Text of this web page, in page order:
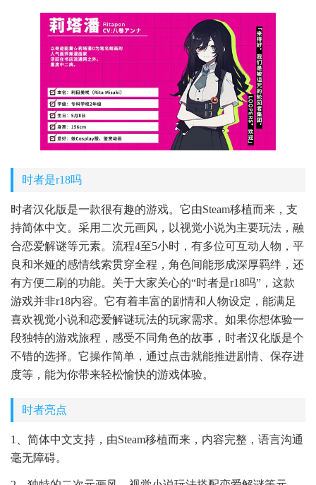
时者是r18吗
时者汉化版是一款很有趣的游戏。它由Steam移植而来，支
持简体中文。采用二次元画风，以视觉小说为主要玩法，融
合恋爱解谜等元素。流程4至5小时，有多位可互动人物，平
良和米娅的感情线索贯穿全程，角色间能形成深厚羁绊，还
有方便二刷的功能。关于大家关心的“时者是r18吗”，这款
游戏并非r18内容。它有着丰富的剧情和人物设定，能满足
喜欢视觉小说和恋爱解谜玩法的玩家需求。如果你想体验一
段独特的游戏旅程，感受不同角色的故事，时者汉化版是个
不错的选择。它操作简单，通过点击就能推进剧情、保存进
度等，能为你带来轻松愉快的游戏体验。
时者亮点
1、简体中文支持，由Steam移植而来，内容完整，语言沟通
毫无障碍。